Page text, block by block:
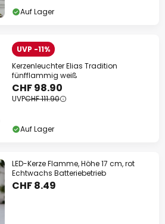
Auf Lager
UVP -11%
Kerzenleuchter Elias Tradition
fünfflammig weiß
CHF 98.90
UVPCHF 111.90
Auf Lager
LED-Kerze Flamme, Höhe 17 cm, rot
Echtwachs Batteriebetrieb
CHF 8.49